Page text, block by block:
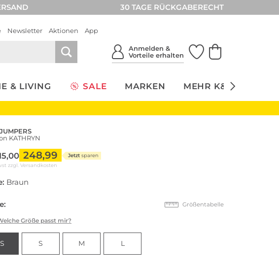
30 TAGE RÜCKGABERECHT
Newsletter Aktionen App
Anmelden &
Vorteile erhalten
& LIVING SALE MARKEN MEHR K&Ö
KATHRYN
248,99 Jetzt sparen
zzgl. Versandkosten
Braun
Größentabelle
Größe passt mir?
S M L